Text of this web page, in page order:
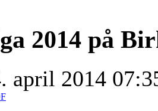
2014 på
april 2014